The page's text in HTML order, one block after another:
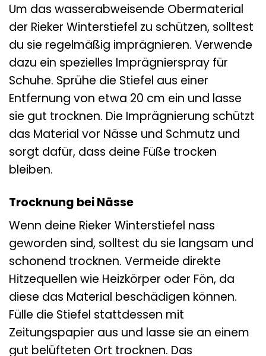
Um das wasserabweisende Obermaterial
der Rieker Winterstiefel zu schützen, solltest
du sie regelmäßig imprägnieren. Verwende
dazu ein spezielles Imprägnierspray für
Schuhe. Sprühe die Stiefel aus einer
Entfernung von etwa 20 cm ein und lasse
sie gut trocknen. Die Imprägnierung schützt
das Material vor Nässe und Schmutz und
sorgt dafür, dass deine Füße trocken
bleiben.
Trocknung bei Nässe
Wenn deine Rieker Winterstiefel nass
geworden sind, solltest du sie langsam und
schonend trocknen. Vermeide direkte
Hitzequellen wie Heizkörper oder Fön, da
diese das Material beschädigen können.
Fülle die Stiefel stattdessen mit
Zeitungspapier aus und lasse sie an einem
gut belüfteten Ort trocknen. Das